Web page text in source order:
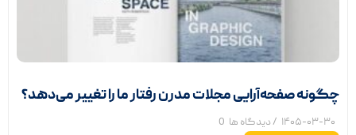
چگونه صفحه‌آرایی مجلات مدرن رفتار ما را تغییر می‌دهد؟
۱۴۰۵-۰۳-۳۰ / دیدگاه ها 0